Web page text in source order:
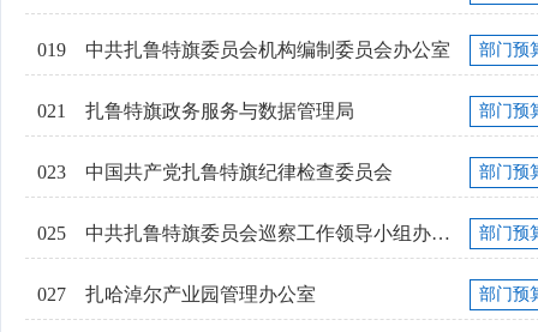
019 中共扎鲁特旗委员会机构编制委员会办公室 部门预
021 扎鲁特旗政务服务与数据管理局 部门预
023 中国共产党扎鲁特旗纪律检查委员会 部门预
025 中共扎鲁特旗委员会巡察工作领导小组办公室 部门预
027 扎哈淖尔产业园管理办公室 部门预